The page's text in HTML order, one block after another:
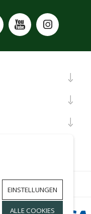
EINSTELLUNGEN
ALLE COOKIES